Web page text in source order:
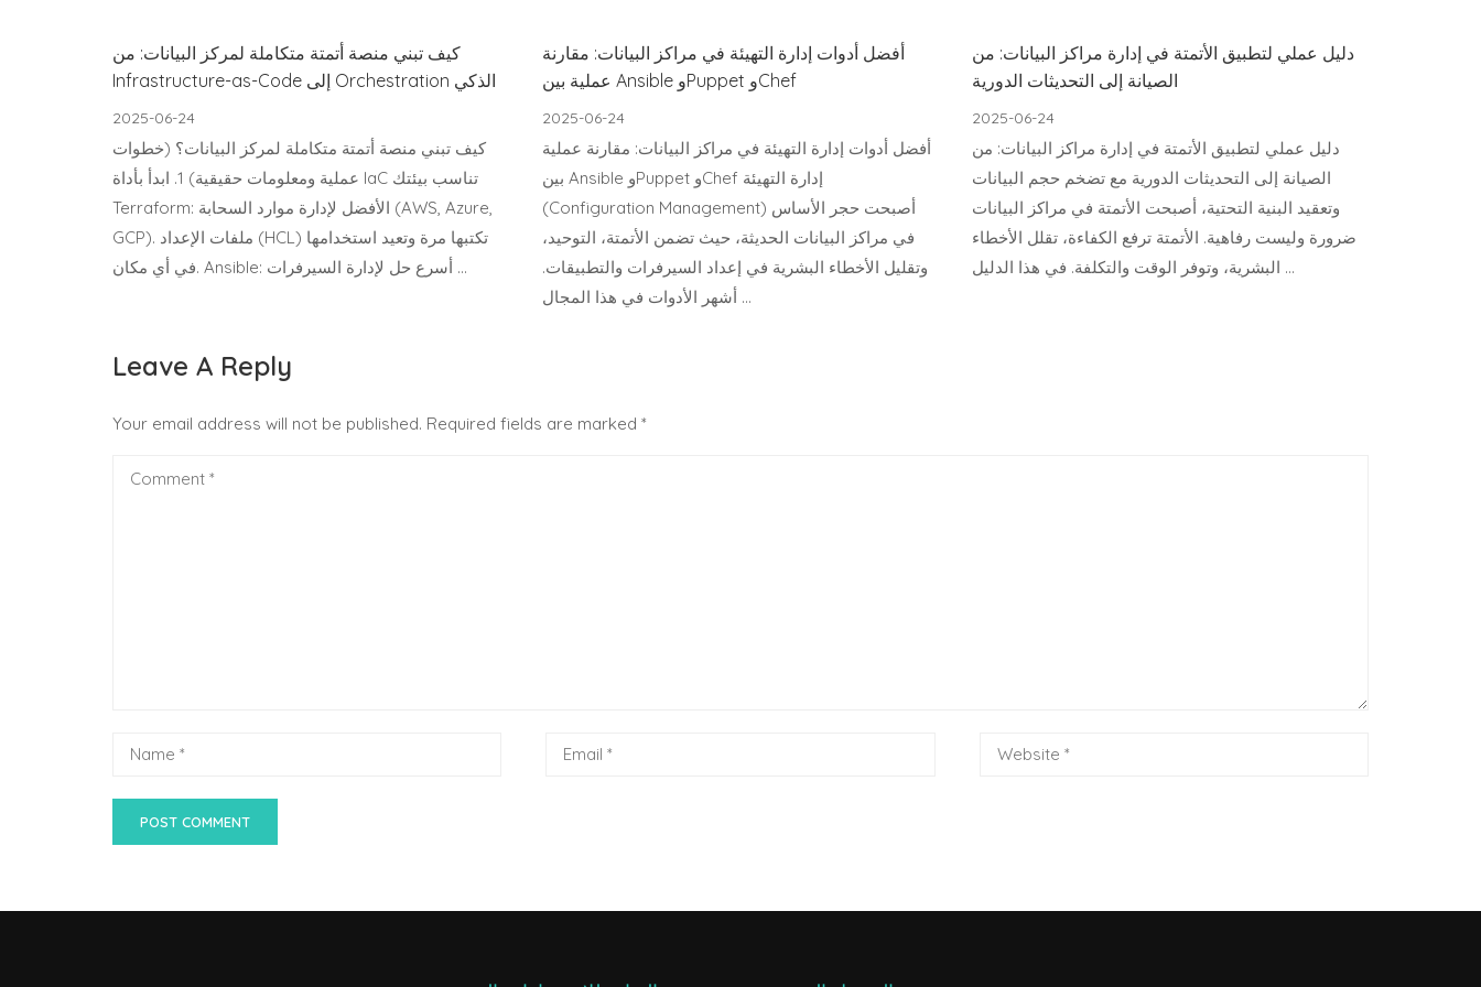
كيف تبني منصة أتمتة متكاملة لمركز البيانات: من
Infrastructure-as-Code إلى Orchestration الذكي
2025-06-24
كيف تبني منصة أتمتة متكاملة لمركز البيانات؟ (خطوات
عملية ومعلومات حقيقية) 1. ابدأ بأداة IaC تناسب بيئتك
Terraform: الأفضل لإدارة موارد السحابة (AWS, Azure,
GCP). ملفات الإعداد (HCL) تكتبها مرة وتعيد استخدامها
في أي مكان. Ansible: أسرع حل لإدارة السيرفرات …
أفضل أدوات إدارة التهيئة في مراكز البيانات: مقارنة
عملية بين Ansible وPuppet وChef
2025-06-24
أفضل أدوات إدارة التهيئة في مراكز البيانات: مقارنة عملية
بين Ansible وPuppet وChef إدارة التهيئة
(Configuration Management) أصبحت حجر الأساس
في مراكز البيانات الحديثة، حيث تضمن الأتمتة، التوحيد،
وتقليل الأخطاء البشرية في إعداد السيرفرات والتطبيقات.
أشهر الأدوات في هذا المجال …
دليل عملي لتطبيق الأتمتة في إدارة مراكز البيانات: من
الصيانة إلى التحديثات الدورية
2025-06-24
دليل عملي لتطبيق الأتمتة في إدارة مراكز البيانات: من
الصيانة إلى التحديثات الدورية مع تضخم حجم البيانات
وتعقيد البنية التحتية، أصبحت الأتمتة في مراكز البيانات
ضرورة وليست رفاهية. الأتمتة ترفع الكفاءة، تقلل الأخطاء
البشرية، وتوفر الوقت والتكلفة. في هذا الدليل …
Leave A Reply
Your email address will not be published. Required fields are marked *